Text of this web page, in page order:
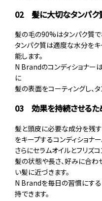
02 髪に大切なタンパク
髪の毛の90%はタンパク質で
タンパク質は適度な水分をキ
能します。
N Brandのコンディショナー
に
髪の表面をコーティングし、
03 効果を持続させる
髪と頭皮に必要な成分を残す
をキープするコンディショナー
さらにセラムオイルとフリズ
髪の状態や長さ、好みに合わ
い髪に近づきます。
N Brandを毎日の習慣にする
持できます。